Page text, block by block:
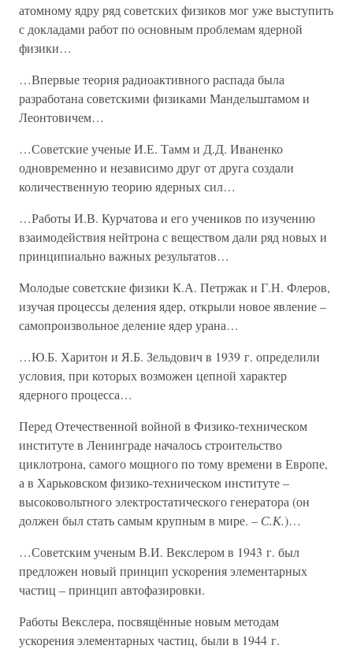
атомному ядру ряд советских физиков мог уже выступить
с докладами работ по основным проблемам ядерной
физики…
…Впервые теория радиоактивного распада была
разработана советскими физиками Мандельштамом и
Леонтовичем…
…Советские ученые И.Е. Тамм и Д.Д. Иваненко
одновременно и независимо друг от друга создали
количественную теорию ядерных сил…
…Работы И.В. Курчатова и его учеников по изучению
взаимодействия нейтрона с веществом дали ряд новых и
принципиально важных результатов…
Молодые советские физики К.А. Петржак и Г.Н. Флеров,
изучая процессы деления ядер, открыли новое явление –
самопроизвольное деление ядер урана…
…Ю.Б. Харитон и Я.Б. Зельдович в 1939 г. определили
условия, при которых возможен цепной характер
ядерного процесса…
Перед Отечественной войной в Физико-техническом
институте в Ленинграде началось строительство
циклотрона, самого мощного по тому времени в Европе,
а в Харьковском физико-техническом институте –
высоковольтного электростатического генератора (он
должен был стать самым крупным в мире. – С.К.)…
…Советским ученым В.И. Векслером в 1943 г. был
предложен новый принцип ускорения элементарных
частиц – принцип автофазировки.
Работы Векслера, посвящённые новым методам
ускорения элементарных частиц, были в 1944 г.